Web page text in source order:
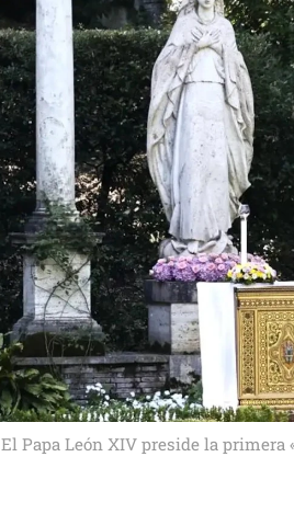
El Papa León XIV preside la primera